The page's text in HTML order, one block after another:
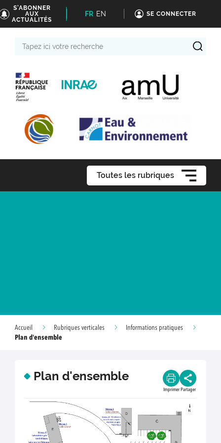
S'ABONNER
AUX
ACTUALITÉS
FR EN SE CONNECTER
Toutes les rubriques
Accueil Rubriques verticales
Informations pratiques
Plan d'ensemble
Plan d'ensemble
Imprimer Partager